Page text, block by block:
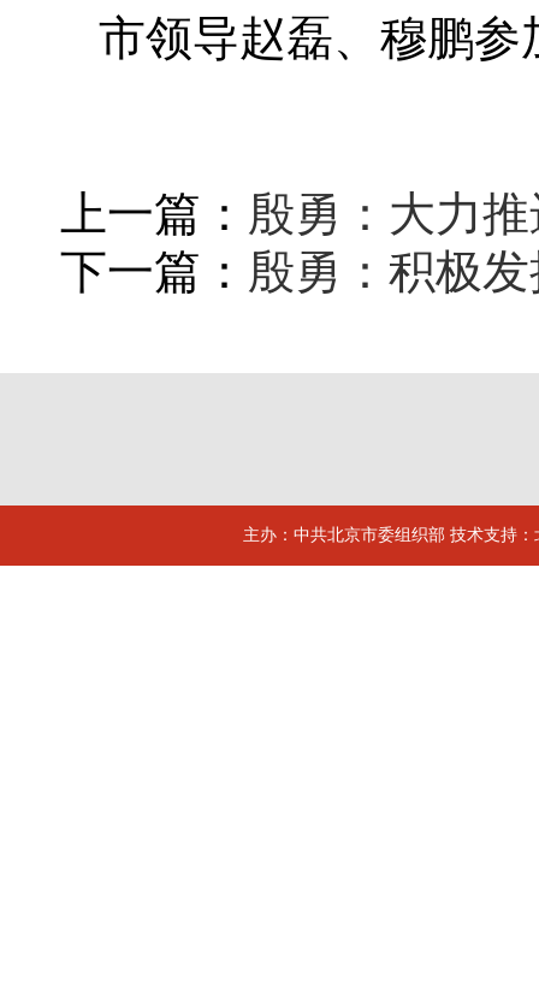
市领导赵磊、穆鹏参
上一篇： 殷勇：大力
下一篇： 殷勇：积极
主办：中共北京市委组织部 技术支持